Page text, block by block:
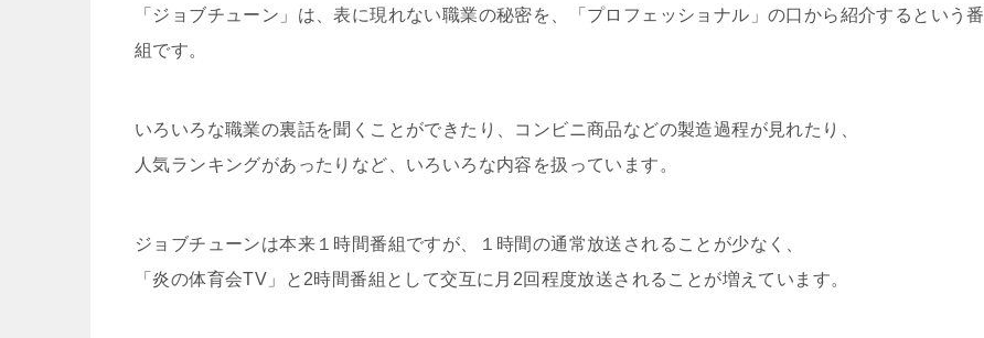
「ジョブチューン」は、表に現れない職業の秘密を、「プロフェッショナル」の口から紹介するという番
組です。
いろいろな職業の裏話を聞くことができたり、コンビニ商品などの製造過程が見れたり、
人気ランキングがあったりなど、いろいろな内容を扱っています。
ジョブチューンは本来１時間番組ですが、１時間の通常放送されることが少なく、
「炎の体育会TV」と2時間番組として交互に月2回程度放送されることが増えています。